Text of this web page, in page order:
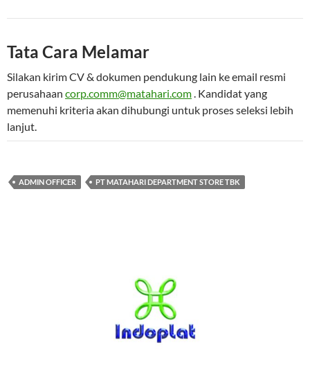
Tata Cara Melamar
Silakan kirim CV & dokumen pendukung lain ke email resmi
perusahaan corp.comm@matahari.com. Kandidat yang
memenuhi kriteria akan dihubungi untuk proses seleksi lebih
lanjut.
ADMIN OFFICER PT MATAHARI DEPARTMENT STORE TBK